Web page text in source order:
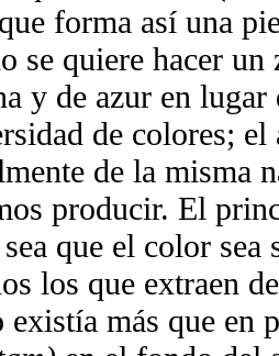
forma así una
se quiere hacer
y de azur en
de colores; el
de la misma
producir. El
que el color sea
los que extraen
existía más que en